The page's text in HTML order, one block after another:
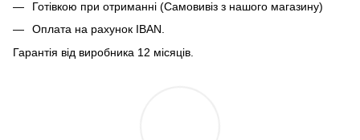
Готівкою при отриманні (Самовивіз з нашого магазину)
Оплата на рахунок IBAN.
Гарантія від виробника 12 місяців.